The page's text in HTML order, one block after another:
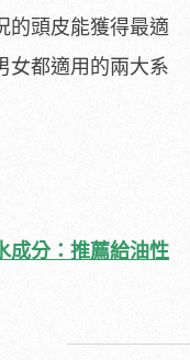
的頭皮能獲得最適
女都適用的兩大系
成分：推薦給油性